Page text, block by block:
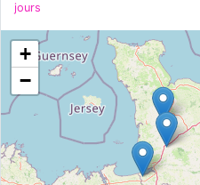
jours
+
−